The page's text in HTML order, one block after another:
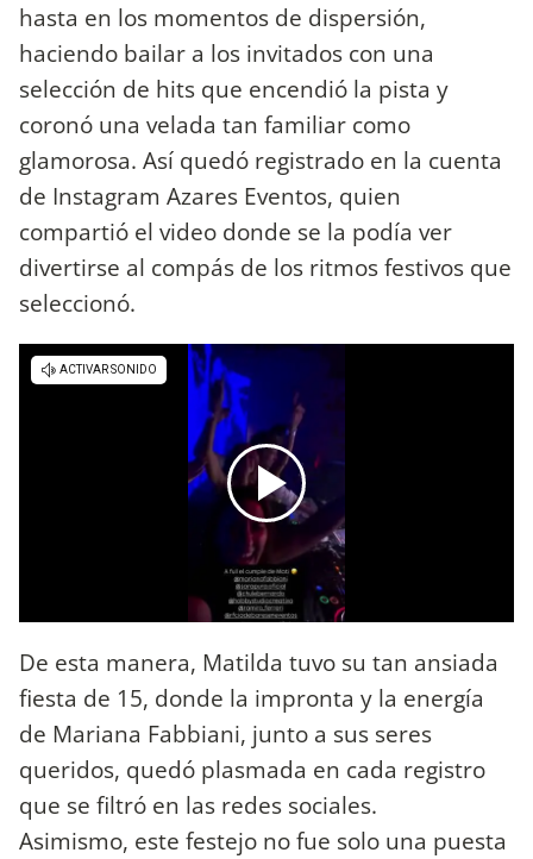
hasta en los momentos de dispersión,
haciendo bailar a los invitados con una
selección de hits que encendió la pista y
coronó una velada tan familiar como
glamorosa. Así quedó registrado en la cuenta
de Instagram Azares Eventos, quien
compartió el video donde se la podía ver
divertirse al compás de los ritmos festivos que
seleccionó.
De esta manera, Matilda tuvo su tan ansiada
fiesta de 15, donde la impronta y la energía
de Mariana Fabbiani, junto a sus seres
queridos, quedó plasmada en cada registro
que se filtró en las redes sociales.
Asimismo, este festejo no fue solo una puesta